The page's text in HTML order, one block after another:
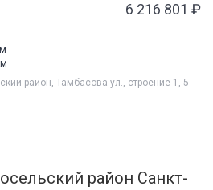
6 216 801 ₽
район, Тамбасова ул., строение 1, 5
район Санкт-